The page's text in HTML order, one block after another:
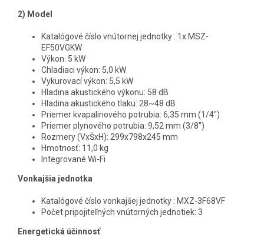
2) Model
Katalógové číslo vnútornej jednotky : 1x MSZ-
EF50VGKW
Výkon: 5 kW
Chladiaci výkon: 5,0 kW
Vykurovací výkon: 5,5 kW
Hladina akustického výkonu: 58 dB
Hladina akustického tlaku: 28~48 dB
Priemer kvapalinového potrubia: 6,35 mm (1/4")
Priemer plynového potrubia: 9,52 mm (3/8")
Rozmery (VxŠxH): 299x798x245 mm
Hmotnosť: 11,0 kg
Integrované Wi-Fi
Vonkajšia jednotka
Katalógové číslo vonkajšej jednotky : MXZ-3F68VF
Počet pripojiteľných vnútorných jednotiek: 3
Energetická účinnosť